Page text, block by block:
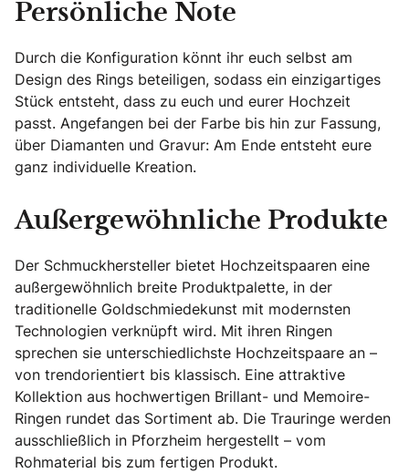
Persönliche Note
Durch die Konfiguration könnt ihr euch selbst am
Design des Rings beteiligen, sodass ein einzigartiges
Stück entsteht, dass zu euch und eurer Hochzeit
passt. Angefangen bei der Farbe bis hin zur Fassung,
über Diamanten und Gravur: Am Ende entsteht eure
ganz individuelle Kreation.
Außergewöhnliche Produkte
Der Schmuckhersteller bietet Hochzeitspaaren eine
außergewöhnlich breite Produktpalette, in der
traditionelle Goldschmiedekunst mit modernsten
Technologien verknüpft wird. Mit ihren Ringen
sprechen sie unterschiedlichste Hochzeitspaare an –
von trendorientiert bis klassisch. Eine attraktive
Kollektion aus hochwertigen Brillant- und Memoire-
Ringen rundet das Sortiment ab. Die Trauringe werden
ausschließlich in Pforzheim hergestellt – vom
Rohmaterial bis zum fertigen Produkt.